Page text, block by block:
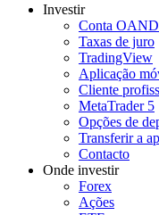
Investir
Conta
Taxas de juro
TradingView
Aplicação
Cliente
MetaTrader 5
Opções de
Transferir a
Contacto
Onde investir
Forex
Ações